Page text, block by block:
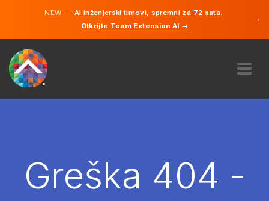
NEW —AI inženjerski timovi, spremni za 72 sata.
Otkrijte Team Extension AI →
×
NAJAMGreška 404 -